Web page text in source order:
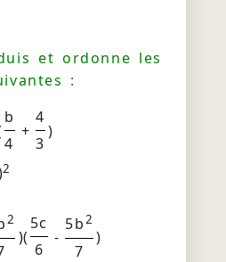
et ordonne les
:
b
4
+
4
3
)
2
2
)(
5c
6
-
5b2
7
)